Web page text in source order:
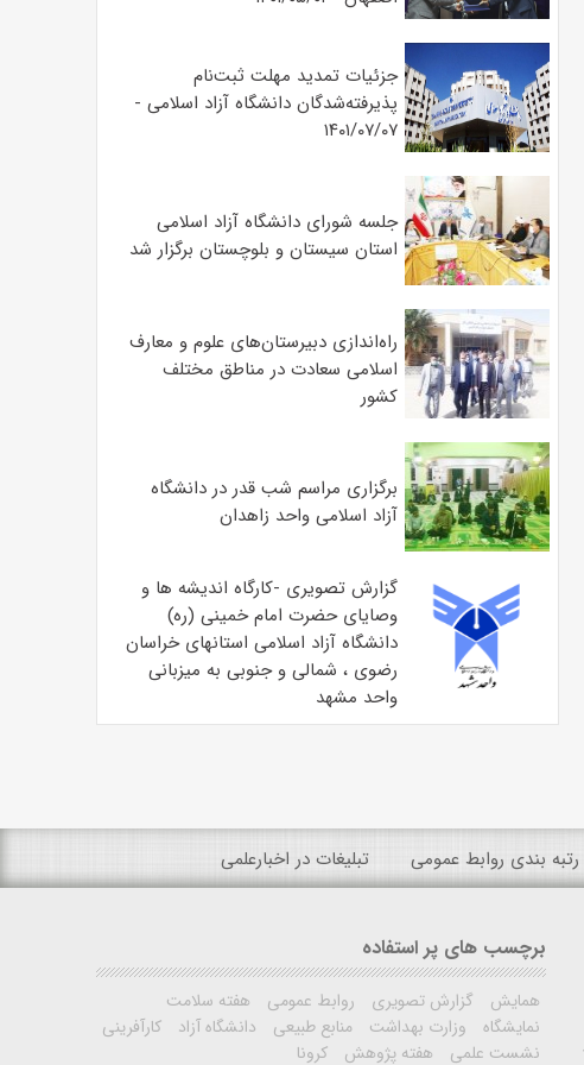
جزئیات تمدید مهلت ثبت‌نام
پذیرفته‌شدگان دانشگاه آزاد اسلامی -
۱۴۰۱/۰۷/۰۷
جلسه شورای دانشگاه آزاد اسلامی
استان سیستان و بلوچستان برگزار شد
‌راه‌اندازی دبیرستان‌های علوم و معارف
اسلامی سعادت در مناطق مختلف
کشور
برگزاری مراسم شب قدر در دانشگاه
آزاد اسلامی واحد زاهدان
گزارش تصویری -کارگاه اندیشه ها و
وصایای حضرت امام خمینی (ره)
دانشگاه آزاد اسلامی استانهای خراسان
رضوی ، شمالی و جنوبی به میزبانی
واحد مشهد
رتبه بندی روابط عمومی تبلیغات در اخبارعلمی
برچسب های پر استفاده
همایش گزارش تصویری روابط عمومی
هفته سلامت
نمایشگاه
وزارت بهداشت منابع طبیعی دانشگاه آزاد
کارآفرینی
نشست علمی
هفته پژوهش کرونا